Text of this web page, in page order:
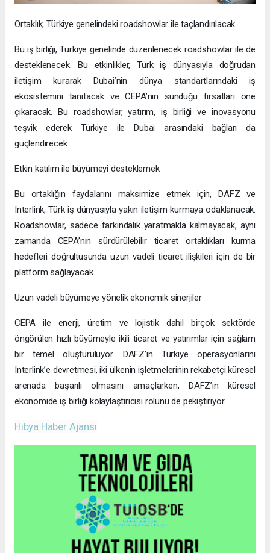
Ortaklık, Türkiye genelindeki roadshowlar ile taçlandırılacak
Bu iş birliği, Türkiye genelinde düzenlenecek roadshowlar ile de
desteklenecek. Bu etkinlikler, Türk iş dünyasıyla doğrudan
iletişim kurarak Dubai’nin dünya standartlarındaki iş
ekosistemini tanıtacak ve CEPA’nın sunduğu fırsatları öne
çıkaracak. Bu roadshowlar, yatırım, iş birliği ve inovasyonu
teşvik ederek Türkiye ile Dubai arasındaki bağları da
güçlendirecek.
Etkin katılım ile büyümeyi desteklemek
Bu ortaklığın faydalarını maksimize etmek için, DAFZ ve
Interlink, Türk iş dünyasıyla yakın iletişim kurmaya odaklanacak.
Roadshowlar, sadece farkındalık yaratmakla kalmayacak, aynı
zamanda CEPA’nın sürdürülebilir ticaret ortaklıkları kurma
hedefleri doğrultusunda uzun vadeli ticaret ilişkileri için de bir
platform sağlayacak.
Uzun vadeli büyümeye yönelik ekonomik sinerjiler
CEPA ile enerji, üretim ve lojistik dahil birçok sektörde
öngörülen hızlı büyümeyle ikili ticaret ve yatırımlar için sağlam
bir temel oluşturuluyor. DAFZ’ın Türkiye operasyonlarını
Interlink’e devretmesi, iki ülkenin işletmelerinin rekabetçi küresel
arenada başarılı olmasını amaçlarken, DAFZ’ın küresel
ekonomide iş birliği kolaylaştırıcısı rolünü de pekiştiriyor.
Hibya Haber Ajansı